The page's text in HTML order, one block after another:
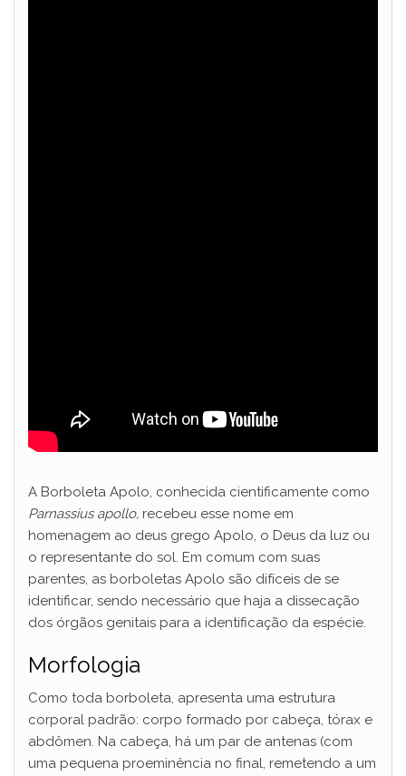
A Borboleta Apolo, conhecida cientificamente como
Parnassius apollo, recebeu esse nome em
homenagem ao deus grego Apolo, o Deus da luz ou
o representante do sol. Em comum com suas
parentes, as borboletas Apolo são difíceis de se
identificar, sendo necessário que haja a dissecação
dos órgãos genitais para a identificação da espécie.
Morfologia
Como toda borboleta, apresenta uma estrutura
corporal padrão: corpo formado por cabeça, tórax e
abdômen. Na cabeça, há um par de antenas (com
uma pequena proeminência no final, remetendo a um